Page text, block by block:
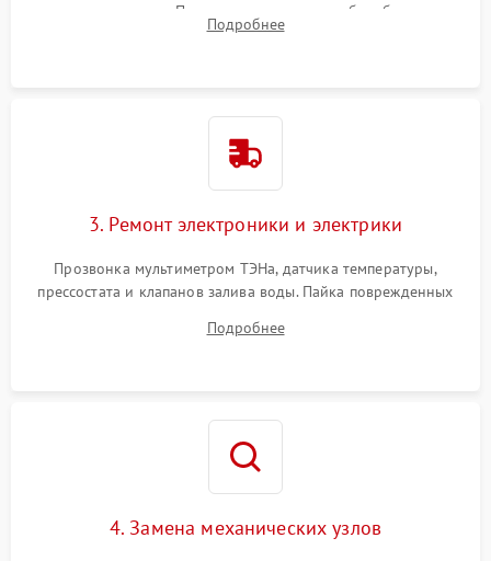
амортизаторов. Проверка подшипников барабана и
крестовины на износ, а манжеты люка на разрывы.
Подробнее
3. Ремонт электроники и электрики
Прозвонка мультиметром ТЭНа, датчика температуры,
прессостата и клапанов залива воды. Пайка поврежденных
Восстановление целостности проводки и контактов.
Подробнее
4. Замена механических узлов